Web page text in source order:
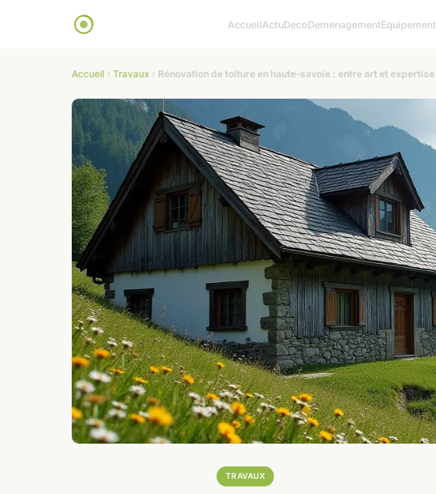
AccueilActuDecoDemenagementEquipement
Accueil › Travaux › Rénovation de toiture en haute-savoie : entre art et expertise
TRAVAUX